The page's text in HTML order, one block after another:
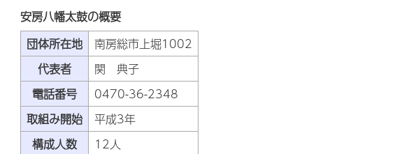
安房八幡太鼓の概要
団体所在地
南房総市上堀1002
代表者
関 典子
電話番号
0470-36-2348
取組み開始
平成3年
構成人数
12人